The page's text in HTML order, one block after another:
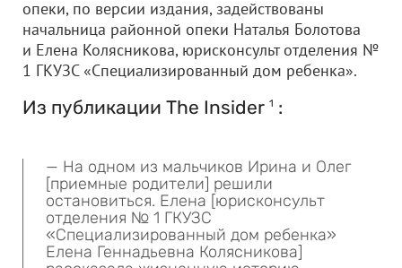
опеки, по версии издания, задействованы
начальница районной опеки Наталья Болотова
и Елена Колясникова, юрисконсульт отделения №
1 ГКУЗС «Специализированный дом ребенка».
Из публикации The Insider 1 :
— На одном из мальчиков Ирина и Олег
[приемные родители] решили
остановиться. Елена [юрисконсульт
отделения № 1 ГКУЗС
«Специализированный дом ребенка»
Елена Геннадьевна Колясникова]